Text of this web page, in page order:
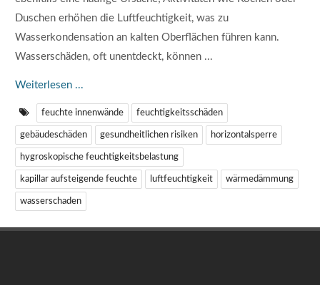
Duschen erhöhen die Luftfeuchtigkeit, was zu
Wasserkondensation an kalten Oberflächen führen kann.
Wasserschäden, oft unentdeckt, können ...
Weiterlesen ...
feuchte innenwände feuchtigkeitsschäden
gebäudeschäden gesundheitlichen risiken horizontalsperre
hygroskopische feuchtigkeitsbelastung
kapillar aufsteigende feuchte luftfeuchtigkeit wärmedämmung
wasserschaden